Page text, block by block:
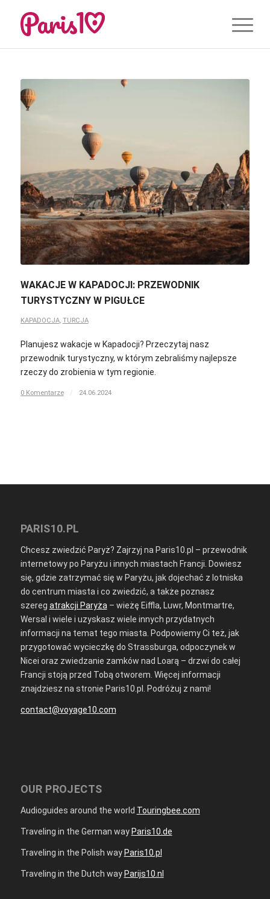
WAKACJE W KAPADOCJI: PRZEWODNIK
TURYSTYCZNY W PIGUŁCE
KAPADOCJA, TURCJA
Planujesz wakacje w Kapadocji? Przeczytaj nasz
przewodnik turystyczny, w którym zebraliśmy najlepsze
rzeczy do zrobienia w tym regionie.
0 Komentarze / 24.06.2024
PARIS10.PL
Chcesz zwiedzić Paryż? Zajrzyj na Paris10.pl – przewodnik
internetowy po Paryżu i innych miastach Francji. Dowiesz
się, gdzie zatrzymać się w Paryżu, jak dojechać z lotniska
do centrum miasta i co zwiedzić, a także poznasz
szereg atrakcji Paryża – wieżę Eiffla, Luwr, Montmartre,
Wersal i wiele i uzyskasz wiele innych przydatnych
informacji na temat tego miasta. Podpowiemy Ci też, jak
przygotować wycieczkę do Strassburga, odpoczynek w
Nicei oraz zwiedzanie zamków nad Loarą – drzwi do całej
Francji stoją przed Tobą otworem. Więcej informacji
znajdziesz na stronie Paris10.pl. Podróżuj z nami!
contact@voyage10.com
OUR PROJECTS
Audioguides around the world Touringbee.com
Traveling in the German way Paris10.de
Traveling in the Polish way Paris10.pl
Traveling in the Dutch wayParijs10.nl